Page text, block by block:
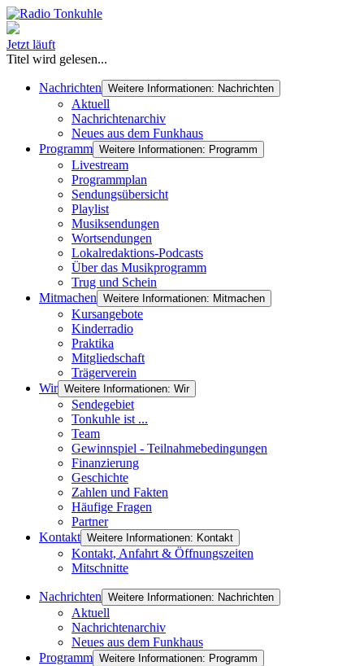
Jetzt läuft
Titel wird gelesen...
Nachrichten Weitere Informationen: Nachrichten
Aktuell
Nachrichtenarchiv
Neues aus dem Funkhaus
Programm Weitere Informationen: Programm
Livestream
Programmplan
Sendungsübersicht
Playlist
Musiksendungen
Wortsendungen
Lokalredaktions-Podcasts
Über das Musikprogramm
Trug und Schein
Mitmachen Weitere Informationen: Mitmachen
Kursangebote
Kinderradio
Praktika
Mitgliedschaft
Trägerverein
Wir Weitere Informationen: Wir
Sendegebiet
Tonkuhle ist ...
Team
Gewinnspiel - Teilnahmebedingungen
Finanzierung
Geschichte
Zahlen und Fakten
Häufige Fragen
Partner
Kontakt Weitere Informationen: Kontakt
Kontakt, Anfahrt & Öffnungszeiten
Mitschnitte
Nachrichten Weitere Informationen: Nachrichten
Aktuell
Nachrichtenarchiv
Neues aus dem Funkhaus
Programm Weitere Informationen: Programm